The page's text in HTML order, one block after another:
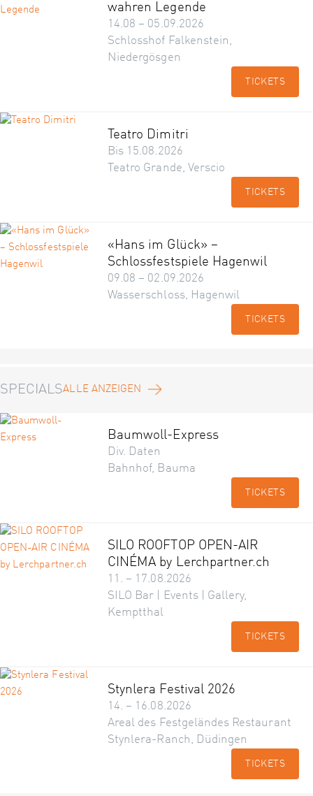
wahren Legende
14.08 – 05.09.2026
Schlosshof Falkenstein,
Niedergösgen
TICKETS
Teatro Dimitri
Bis 15.08.2026
Teatro Grande, Verscio
TICKETS
«Hans im Glück» –
Schlossfestspiele Hagenwil
09.08 – 02.09.2026
Wasserschloss, Hagenwil
TICKETS
SPECIALSALLE ANZEIGEN
Baumwoll-Express
Div. Daten
Bahnhof, Bauma
TICKETS
SILO ROOFTOP OPEN-AIR
CINÉMA by Lerchpartner.ch
11. – 17.08.2026
SILO Bar | Events | Gallery,
Kemptthal
TICKETS
Stynlera Festival 2026
14. – 16.08.2026
Areal des Festgeländes Restaurant
Stynlera-Ranch, Düdingen
TICKETS